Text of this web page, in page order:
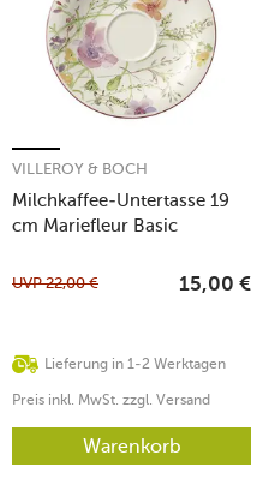
Milchkaffee-Untertasse 19
cm Mariefleur Basic
VILLEROY & BOCH
Lieferung in 1-2 Werktagen
UVP22,00 € 15,00 €
Preis inkl. MwSt. zzgl. Versand
Warenkorb